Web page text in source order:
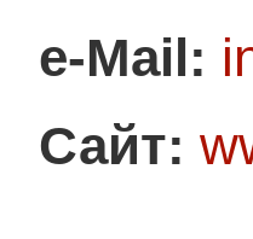
e-Mail:
Сайт: